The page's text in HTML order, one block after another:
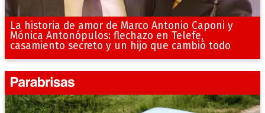
La historia de amor de Marco Antonio Caponi y
Mónica Antonópulos: flechazo en Telefe,
casamiento secreto y un hijo que cambió todo